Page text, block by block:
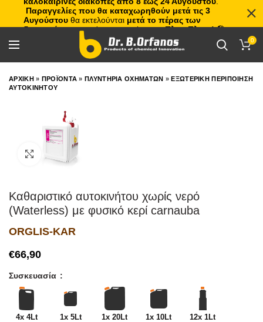
0
ΑΡΧΙΚΗ» ΠΡΟΪΟΝΤΑ »ΠΛΥΝΤΗΡΙΑ ΟΧΗΜΑΤΩΝ »ΕΞΩΤΕΡΙΚΗ ΠΕΡΙΠΟΙΗΣΗ
ΑΥΤΟΚΙΝΗΤΟΥ
Καθαριστικό αυτοκινήτου χωρίς νερό
(Waterless) με φυσικό κερί carnauba
ORGLIS-KAR
€
Συσκευασία
4x 4Lt 1x 5Lt 1x 20Lt 1x 10Lt 12x 1Lt
Παραγγελίες που θα καταχωρηθούν μετά τις 3
Αυγούστου θα εκτελούνται μετά το πέρας των
διακοπών, με σειρά προτεραιότητας.Πλιτς Πλατς!🏖️🌊